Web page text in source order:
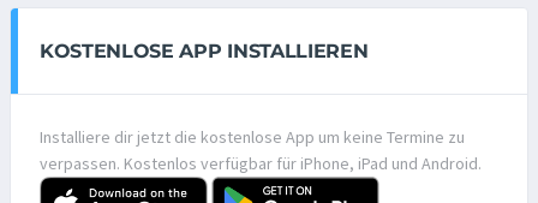
KOSTENLOSE APP INSTALLIEREN
Installiere dir jetzt die kostenlose App um keine Termine zu
verpassen. Kostenlos verfügbar für iPhone, iPad und Android.